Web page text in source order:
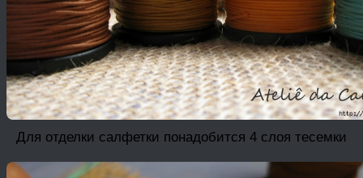
Для отделки салфетки понадобится 4 слоя тесемки